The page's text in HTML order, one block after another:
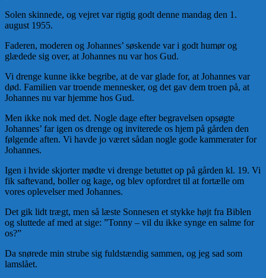
Solen skinnede, og vejret var rigtig godt denne mandag den 1.
august 1955.
Faderen, moderen og Johannes’ søskende var i godt humør og
glædede sig over, at Johannes nu var hos Gud.
Vi drenge kunne ikke begribe, at de var glade for, at Johannes var
død. Familien var troende mennesker, og det gav dem troen på, at
Johannes nu var hjemme hos Gud.
Men ikke nok med det. Nogle dage efter begravelsen opsøgte
Johannes’ far igen os drenge og inviterede os hjem på gården den
følgende aften. Vi havde jo været sådan nogle gode kammerater for
Johannes.
Igen i hvide skjorter mødte vi drenge betuttet op på gården kl. 19. Vi
fik saftevand, boller og kage, og blev opfordret til at fortælle om
vores oplevelser med Johannes.
Det gik lidt trægt, men så læste Sonnesen et stykke højt fra Biblen
og sluttede af med at sige: ”Tonny – vil du ikke synge en salme for
os?”
Da snørede min strube sig fuldstændig sammen, og jeg sad som
lamslået.